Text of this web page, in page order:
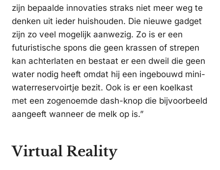
zijn bepaalde innovaties straks niet meer weg te
denken uit ieder huishouden. Die nieuwe gadget
zijn zo veel mogelijk aanwezig. Zo is er een
futuristische spons die geen krassen of strepen
kan achterlaten en bestaat er een dweil die geen
water nodig heeft omdat hij een ingebouwd mini-
waterreservoirtje bezit. Ook is er een koelkast
met een zogenoemde dash-knop die bijvoorbeeld
aangeeft wanneer de melk op is.”
Virtual Reality